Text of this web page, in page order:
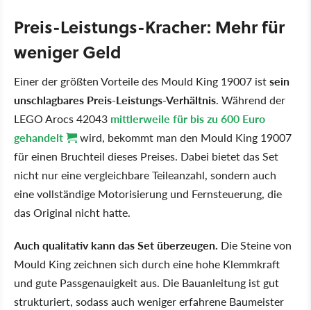
Preis-Leistungs-Kracher: Mehr für
weniger Geld
Einer der größten Vorteile des Mould King 19007 istsein
unschlagbares Preis-Leistungs-Verhältnis. Während der
LEGO Arocs 42043 mittlerweile für bis zu 600 Euro
gehandelt
wird, bekommt man den Mould King 19007
für einen Bruchteil dieses Preises. Dabei bietet das Set
nicht nur eine vergleichbare Teileanzahl, sondern auch
eine vollständige Motorisierung und Fernsteuerung, die
das Original nicht hatte.
Auch qualitativ kann das Set überzeugen. Die Steine von
Mould King zeichnen sich durch eine hohe Klemmkraft
und gute Passgenauigkeit aus. Die Bauanleitung ist gut
strukturiert, sodass auch weniger erfahrene Baumeister